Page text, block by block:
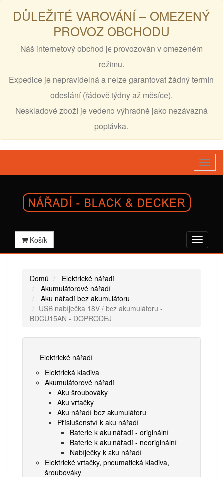
DŮLEŽITÉ VAROVÁNÍ – OMEZENÝ
PROVOZ OBCHODU
Náš internetový obchod je provozován v omezeném
režimu.
Expedice je nepravidelná a nelze garantovat žádný termín
odeslání (řádově týdny až měsíce).
Neskladové zboží je vedeno výhradně jako nezávazná
poptávka.
Košík
Domů
Elektrické nářadí
Akumulátorové nářadí
Aku nářadí bez akumulátoru
USB nabíječka 18V / bez akumulátoru -
BDCU15AN - DOPRODEJ
Elektrické nářadí
Elektrická kladiva
Akumulátorové nářadí
Aku šroubováky
Aku vrtačky
Aku nářadí bez akumulátoru
Příslušenství k aku nářadí
Baterie k aku nářadí - originální
Baterie k aku nářadí - neoriginální
Nabíječky k aku nářadí
Elektrické vrtačky, pneumatická kladiva,
šroubováky